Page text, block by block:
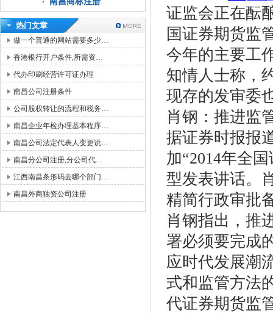
热门文章
做一个普通的网站需要多少…
香港银行开户条件,所需资…
代办印刷经营许可证办理
南昌公司注册条件
公司股权转让的流程和税务…
南昌企业年检办理基本程序…
南昌公司法定代表人变更说…
南昌分公司注册,分公司代…
江西南昌条形码去哪个部门…
南昌外商独资公司注册
证监会正在酝
国证券期货监
今年的主要工
知情人士称，
现存的发审委
肖钢：推进监
据证券时报报
加“2014年全
型发表讲话。
精简行政审批
肖钢指出，推
署必须要完成
应时代发展潮
式和监管方法
代证券期货监